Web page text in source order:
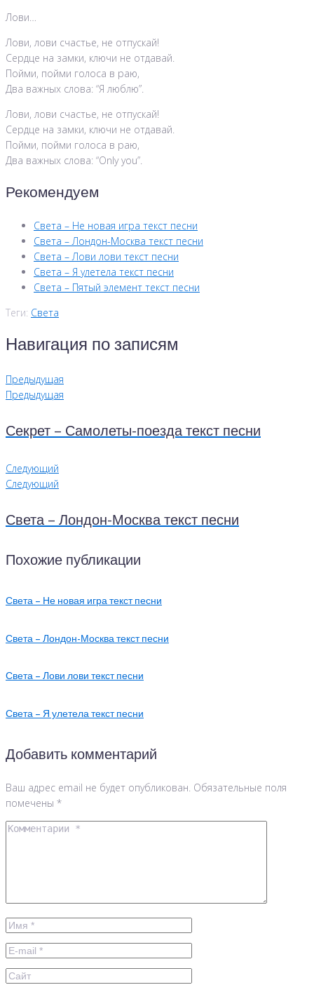
Лови…
Лови, лови счастье, не отпускай!
Сердце на замки, ключи не отдавай.
Пойми, пойми голоса в раю,
Два важных слова: “Я люблю”.
Лови, лови счастье, не отпускай!
Сердце на замки, ключи не отдавай.
Пойми, пойми голоса в раю,
Два важных слова: “Only you”.
Рекомендуем
Света – Не новая игра текст песни
Света – Лондон-Москва текст песни
Света – Лови лови текст песни
Света – Я улетела текст песни
Света – Пятый элемент текст песни
Теги: Света
Навигация по записям
Предыдущая
Предыдущая
Секрет – Самолеты-поезда текст песни
Следующий
Следующий
Света – Лондон-Москва текст песни
Похожие публикации
Света – Не новая игра текст песни
Света – Лондон-Москва текст песни
Света – Лови лови текст песни
Света – Я улетела текст песни
Добавить комментарий
Ваш адрес email не будет опубликован. Обязательные поля
помечены *